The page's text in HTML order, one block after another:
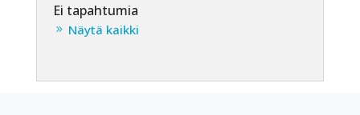
Ei tapahtumia
Näytä kaikki